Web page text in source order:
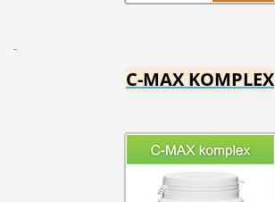
C-MAX KOMPLEX